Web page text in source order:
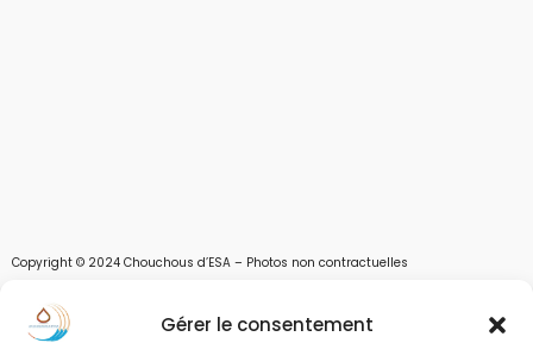
Gérer le consentement
Copyright © 2024 Chouchous d’ESA – Photos non contractuelles
Les chouchous d’Esa vous apportent toutes les solutions pour récupérer l’eau de
pluie, et des moyens pour stocker, filtrer, traiter et potabiliser l’eau d’un forage,